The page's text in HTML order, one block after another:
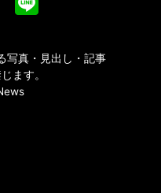
写真・見出し・記事
ます。